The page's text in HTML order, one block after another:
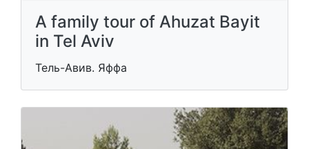
A family tour of Ahuzat Bayit
in Tel Aviv
Тель-Авив. Яффа